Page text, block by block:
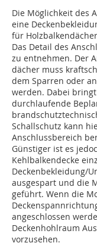
Die Möglichkeit des
eine
für
Das Detail des
zu entnehmen. Der
dächer muss
dem Sparren oder
werden. Dabei
durchlaufende
Schallschutz kann
Anschlussbereich
Günstiger ist es
Kehlbalkendecke
Deckenbekleidung/
ausgespart und die
geführt. Wenn die
angeschlossen
Deckenhohlraum
vorzusehen.